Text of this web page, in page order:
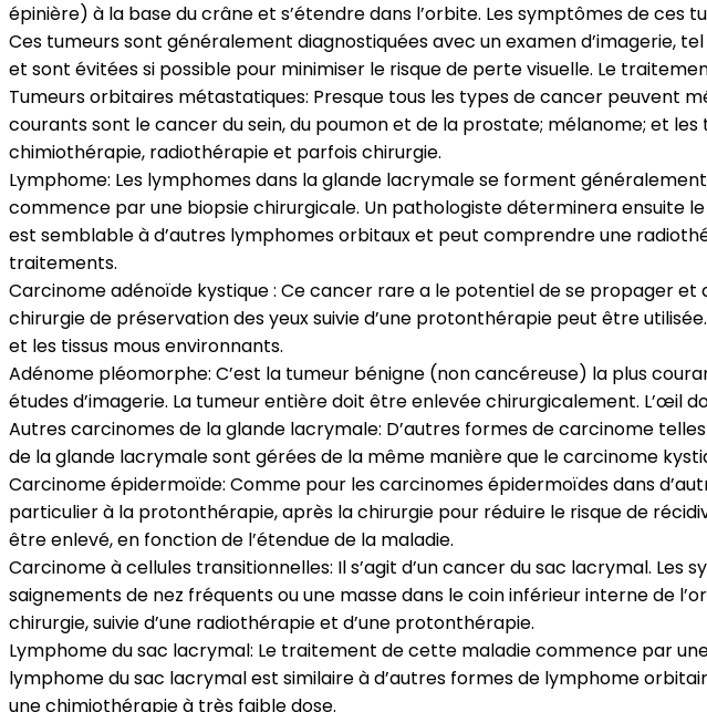
épinière) à la base du crâne et s’étendre dans l’orbite. Les symptômes de
Ces tumeurs sont généralement diagnostiquées avec un examen d’imagerie,
et sont évitées si possible pour minimiser le risque de perte visuelle. Le
Tumeurs orbitaires métastatiques: Presque tous les types de cancer peuvent
courants sont le cancer du sein, du poumon et de la prostate; mélanome; et
chimiothérapie, radiothérapie et parfois chirurgie.
Lymphome: Les lymphomes dans la glande lacrymale se forment
commence par une biopsie chirurgicale. Un pathologiste déterminera
est semblable à d’autres lymphomes orbitaux et peut comprendre une
traitements.
Carcinome adénoïde kystique : Ce cancer rare a le potentiel de se propager
chirurgie de préservation des yeux suivie d’une protonthérapie peut être
et les tissus mous environnants.
Adénome pléomorphe: C’est la tumeur bénigne (non cancéreuse) la plus
études d’imagerie. La tumeur entière doit être enlevée chirurgicalement. L’œil
Autres carcinomes de la glande lacrymale: D’autres formes de carcinome
de la glande lacrymale sont gérées de la même manière que le carcinome
Carcinome épidermoïde: Comme pour les carcinomes épidermoïdes dans
particulier à la protonthérapie, après la chirurgie pour réduire le risque de
être enlevé, en fonction de l’étendue de la maladie.
Carcinome à cellules transitionnelles: Il s’agit d’un cancer du sac lacrymal.
saignements de nez fréquents ou une masse dans le coin inférieur interne de
chirurgie, suivie d’une radiothérapie et d’une protonthérapie.
Lymphome du sac lacrymal: Le traitement de cette maladie commence par
lymphome du sac lacrymal est similaire à d’autres formes de lymphome
une chimiothérapie à très faible dose.